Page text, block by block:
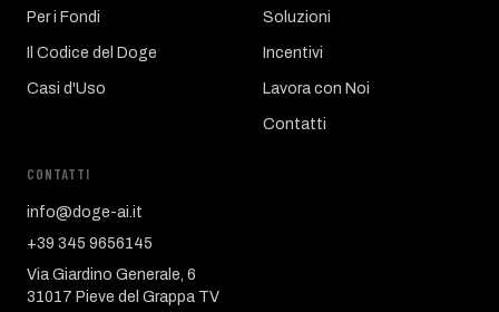
Per i Fondi
Il Codice del Doge
Casi d'Uso
Soluzioni
Incentivi
Lavora con Noi
Contatti
CONTATTI
info@doge-ai.it
+39 345 9656145
Via Giardino Generale, 6
31017 Pieve del Grappa TV